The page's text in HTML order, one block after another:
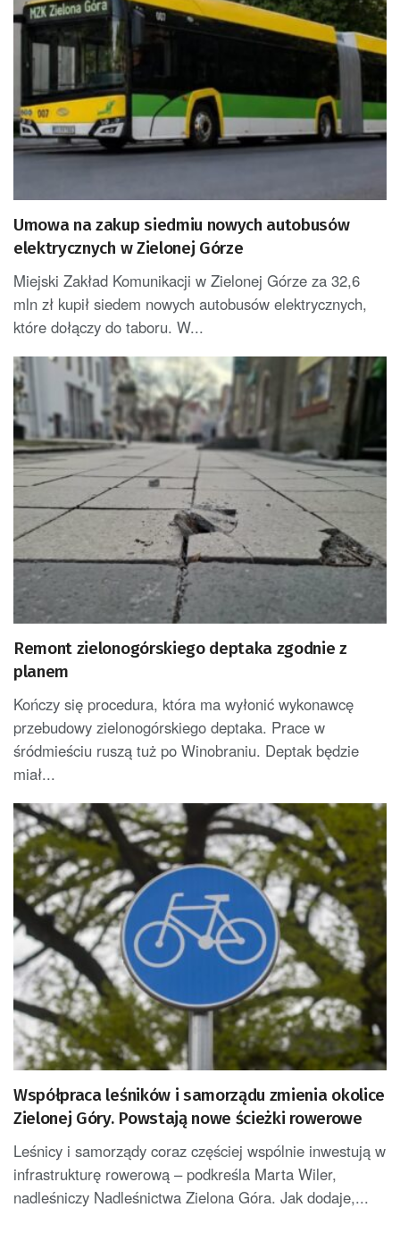
Umowa na zakup siedmiu nowych autobusów
elektrycznych w Zielonej Górze
Miejski Zakład Komunikacji w Zielonej Górze za 32,6
mln zł kupił siedem nowych autobusów elektrycznych,
które dołączy do taboru. W...
Remont zielonogórskiego deptaka zgodnie z
planem
Kończy się procedura, która ma wyłonić wykonawcę
przebudowy zielonogórskiego deptaka. Prace w
śródmieściu ruszą tuż po Winobraniu. Deptak będzie
miał...
Współpraca leśników i samorządu zmienia okolice
Zielonej Góry. Powstają nowe ścieżki rowerowe
Leśnicy i samorządy coraz częściej wspólnie inwestują w
infrastrukturę rowerową – podkreśla Marta Wiler,
nadleśniczy Nadleśnictwa Zielona Góra. Jak dodaje,...